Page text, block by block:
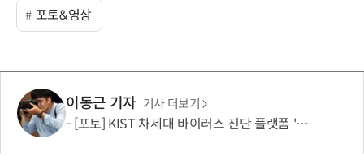
포토&영상
이동근 기자 기사 더보기
[포토] KIST 차세대 바이러스 진단 플랫폼 '퓨전 어세이' 개발